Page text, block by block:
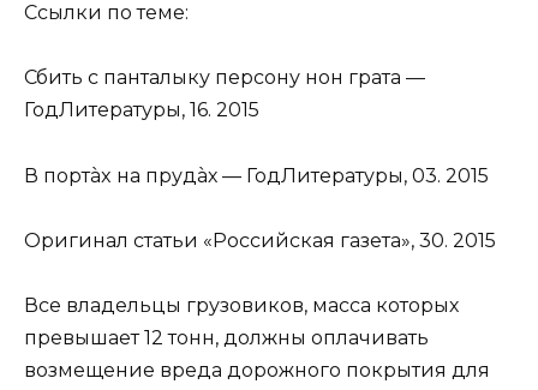
Ссылки по теме:
Сбить с панталыку персону нон грата —
ГодЛитературы, 16. 2015
В портàx на прудàх — ГодЛитературы, 03. 2015
Оригинал статьи «Российская газета», 30. 2015
Все владельцы грузовиков, масса которых
превышает 12 тонн, должны оплачивать
возмещение вреда дорожного покрытия для